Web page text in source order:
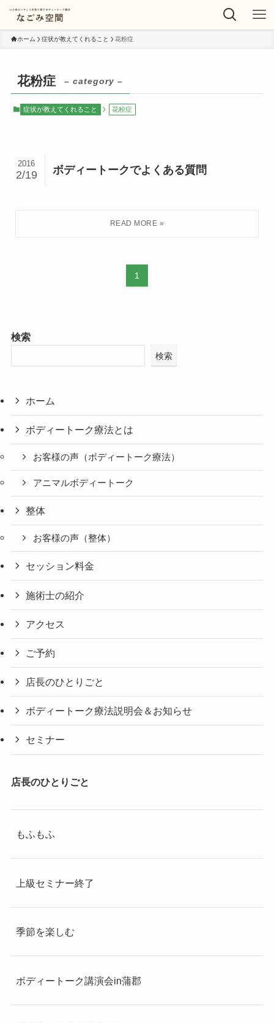
ホーム 症状が教えてくれること 花粉症
花粉症 – category –
症状が教えてくれること 花粉症
ボディートークでよくある質問
2016
2/19
1
検索
検索
ホーム
ボディートーク療法とは
お客様の声（ボディートーク療法）
アニマルボディートーク
整体
お客様の声（整体）
セッション料金
施術士の紹介
アクセス
ご予約
店長のひとりごと
ボディートーク療法説明会＆お知らせ
セミナー
店長のひとりごと
もふもふ
上級セミナー終了
季節を楽しむ
ボディートーク講演会in蒲郡